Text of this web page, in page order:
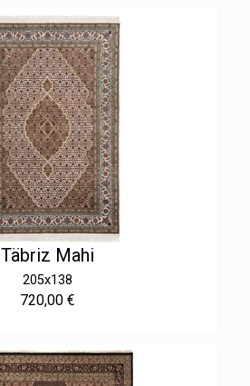
Täbriz Mahi
205x138
720,00 €